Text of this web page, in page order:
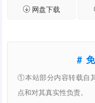
网盘下载
#
①本站部分内容转载自
点和对其真实性负责。